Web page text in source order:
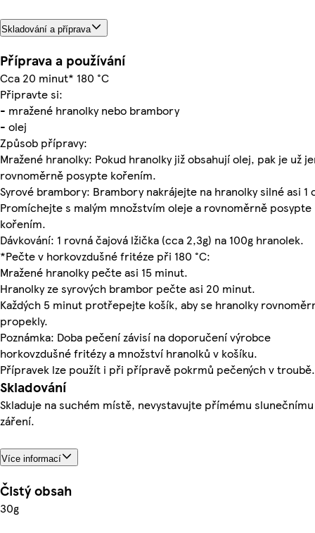
Skladování a příprava
Příprava a používání
Cca 20 minut* 180 °C
Připravte si:
- mražené hranolky nebo brambory
- olej
Způsob přípravy:
Mražené hranolky: Pokud hranolky již obsahují olej, pak je už
rovnoměrně posypte kořením.
Syrové brambory: Brambory nakrájejte na hranolky silné asi 1
Promíchejte s malým množstvím oleje a rovnoměrně posypte
kořením.
Dávkování: 1 rovná čajová lžička (cca 2,3g) na 100g hranolek.
*Pečte v horkovzdušné fritéze při 180 °C:
Mražené hranolky pečte asi 15 minut.
Hranolky ze syrových brambor pečte asi 20 minut.
Každých 5 minut protřepejte košík, aby se hranolky
propekly.
Poznámka: Doba pečení závisí na doporučení výrobce
horkovzdušné fritézy a množství hranolků v košíku.
Přípravek lze použít i při přípravě pokrmů pečených v troubě.
Skladování
Skladuje na suchém místě, nevystavujte přímému slunečnímu
záření.
Více informací
Čistý obsah
30g